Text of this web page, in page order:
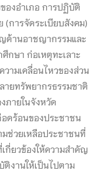
องอำเภอ การปฏิบัติ
(การจัดระเบียบสังคม)
ด้านอาชญากรรมและ
กษา ก่อเหตุทะเลาะ
ามเคลื่อนไหวของส่วน
ายทรัพยากรธรรมชาติ
ภายในจังหวัด
ดร้อนของประชาชน
มช่วยเหลือประชาชนที่
กี่ยวข้องให้ความสำคัญ
ติงานให้เป็นไปตาม